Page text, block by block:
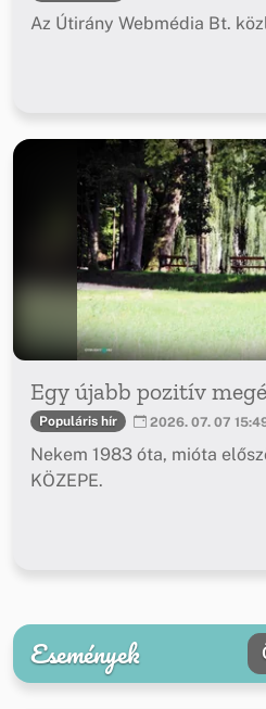
Az Útirány Webmédia Bt.
Egy újabb pozitív
Populáris hír 2026. 07. 07
Nekem 1983 óta, mióta
KÖZEPE.
Események